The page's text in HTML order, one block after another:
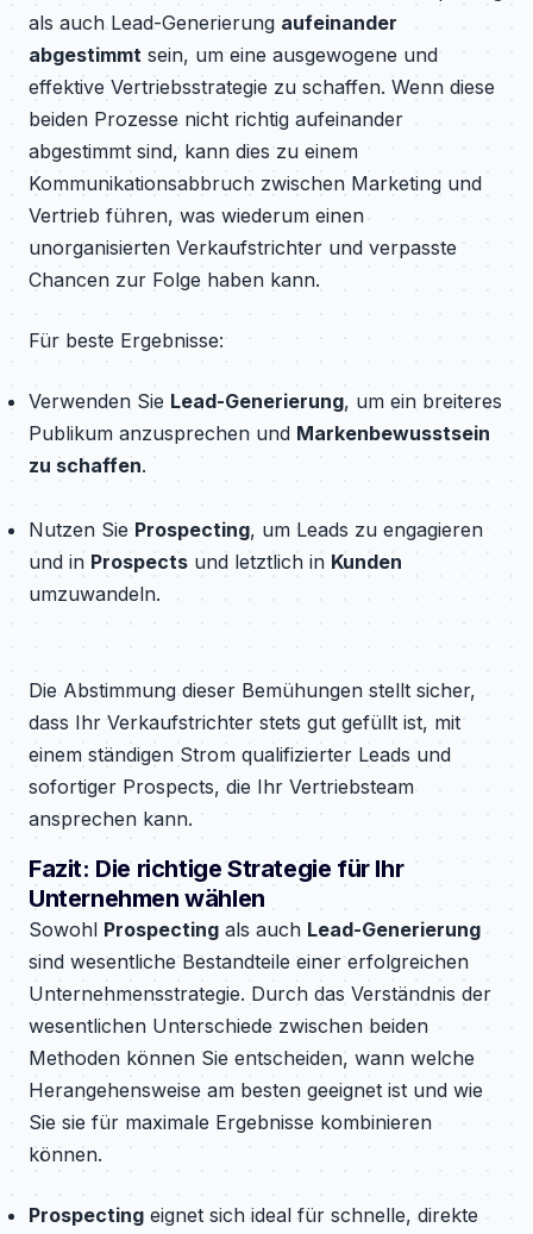
als auch Lead-Generierung aufeinander
abgestimmt sein, um eine ausgewogene und
effektive Vertriebsstrategie zu schaffen. Wenn diese
beiden Prozesse nicht richtig aufeinander
abgestimmt sind, kann dies zu einem
Kommunikationsabbruch zwischen Marketing und
Vertrieb führen, was wiederum einen
unorganisierten Verkaufstrichter und verpasste
Chancen zur Folge haben kann.
Für beste Ergebnisse:
Verwenden Sie Lead-Generierung, um ein breiteres
Publikum anzusprechen und Markenbewusstsein
zu schaffen.
Nutzen Sie Prospecting, um Leads zu engagieren
und in Prospects und letztlich in Kunden
umzuwandeln.
Die Abstimmung dieser Bemühungen stellt sicher,
dass Ihr Verkaufstrichter stets gut gefüllt ist, mit
einem ständigen Strom qualifizierter Leads und
sofortiger Prospects, die Ihr Vertriebsteam
ansprechen kann.
Fazit: Die richtige Strategie für Ihr
Unternehmen wählen
Sowohl Prospecting als auch Lead-Generierung
sind wesentliche Bestandteile einer erfolgreichen
Unternehmensstrategie. Durch das Verständnis der
wesentlichen Unterschiede zwischen beiden
Methoden können Sie entscheiden, wann welche
Herangehensweise am besten geeignet ist und wie
Sie sie für maximale Ergebnisse kombinieren
können.
Prospecting eignet sich ideal für schnelle, direkte